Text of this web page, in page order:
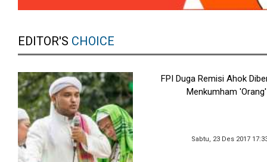
EDITOR'S CHOICE
FPI Duga Remisi Ahok
Menkumham 'Orang'
Sabtu, 23 Des 2017